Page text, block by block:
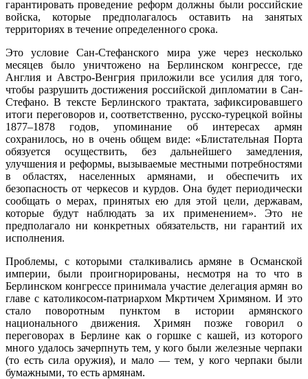
гарантировать проведение реформ должны были российские
войска, которые предполагалось оставить на занятых
территориях в течение определенного срока.
Это условие Сан-Стефанского мира уже через несколько
месяцев было уничтожено на Берлинском конгрессе, где
Англия и Австро-Венгрия приложили все усилия для того,
чтобы разрушить достижения российской дипломатии в Сан-
Стефано. В тексте Берлинского трактата, зафиксировавшего
итоги переговоров и, соответственно, русско-турецкой войны
1877–1878 годов, упоминание об интересах армян
сохранилось, но в очень общем виде: «Блистательная Порта
обязуется осуществить, без дальнейшего замедления,
улучшения и реформы, вызываемые местными потребностями
в областях, населенных армянами, и обеспечить их
безопасность от черкесов и курдов. Она будет периодически
сообщать о мерах, принятых ею для этой цели, державам,
которые будут наблюдать за их применением». Это не
предполагало ни конкретных обязательств, ни гарантий их
исполнения.
Проблемы, с которыми сталкивались армяне в Османской
империи, были проигнорированы, несмотря на то что в
Берлинском конгрессе принимала участие делегация армян во
главе с католикосом-патриархом Мкртичем Хримяном. И это
стало поворотным пунктом в истории армянского
национального движения. Хримян позже говорил о
переговорах в Берлине как о горшке с кашей, из которого
много удалось зачерпнуть тем, у кого были железные черпаки
(то есть сила оружия), и мало — тем, у кого черпаки были
бумажными, то есть армянам.